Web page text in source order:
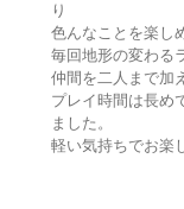
り
色んなことを楽し
毎回地形の変わる
仲間を二人まで加
プレイ時間は長め
ました。
軽い気持ちでお楽